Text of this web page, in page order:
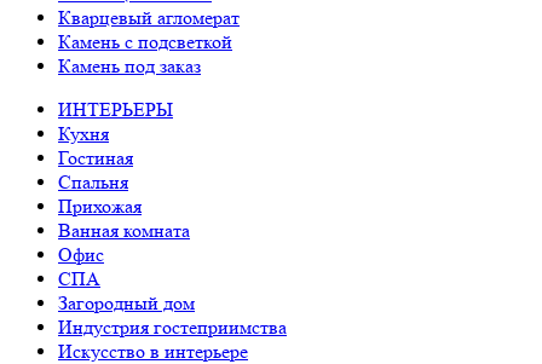
Кварцевый агломерат
Камень с подсветкой
Камень под заказ
ИНТЕРЬЕРЫ
Кухня
Гостиная
Спальня
Прихожая
Ванная комната
Офис
СПА
Загородный дом
Индустрия гостеприимства
Искусство в интерьере